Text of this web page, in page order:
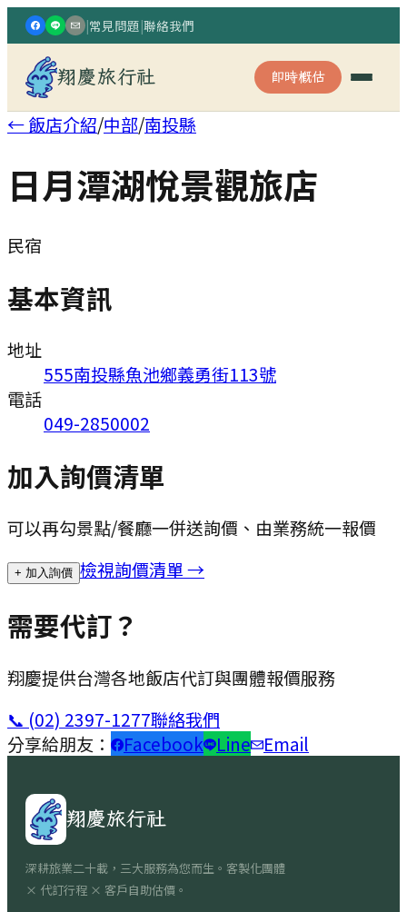
|常見問題|聯絡我們
翔慶旅行社 即時概估
← 飯店介紹/中部/南投縣
日月潭湖悅景觀旅店
民宿
基本資訊
地址
555南投縣魚池鄉義勇街113號
電話
049-2850002
加入詢價清單
可以再勾景點/餐廳一併送詢價、由業務統一報價
+ 加入詢價 檢視詢價清單 →
需要代訂？
翔慶提供台灣各地飯店代訂與團體報價服務
📞 (02) 2397-1277聯絡我們
分享給朋友：
Facebook Line Email
翔慶旅行社
深耕旅業二十載，三大服務為您而生。客製化團體
× 代訂行程 × 客戶自助估價。